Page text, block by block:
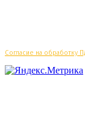
Согласие на обработку